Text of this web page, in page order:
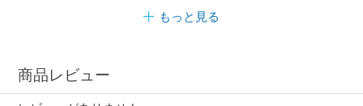
もっと見る
商品レビュー